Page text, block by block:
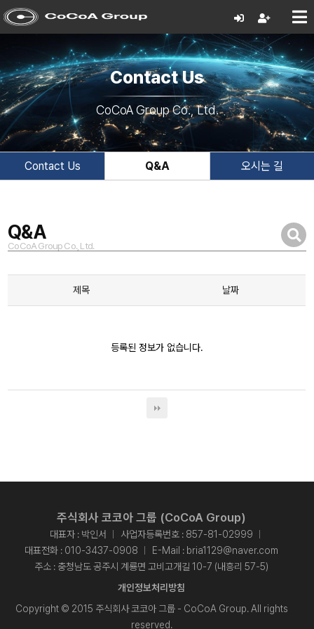
Contact Us
CoCoA Group Co., Ltd.
Contact Us Q&A 오시는 길
Q&A
CoCoA Group Co., Ltd.
제목 날짜
등록된 정보가 없습니다.
주식회사 코코아 그룹 (CoCoA Group)
대표자 : 박인서
사업자등록번호 : 857-81-02999
대표전화 : 010-3437-0908 E-Mail : bria1129@naver.com
주소 : 충청남도 공주시 계룡면 고비고개길 10-7 (내흥리 57-5)
개인정보처리방침
Copyright © 2015 주식회사 코코아 그룹 - CoCoA Group. All rights
reserved.